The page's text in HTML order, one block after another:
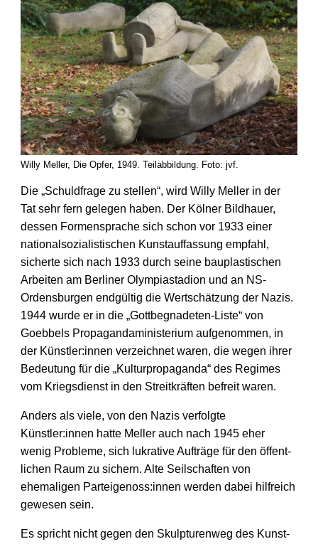
Willy Meller, Die Opfer, 1949. Teilabbildung. Foto: jvf.
Die „Schuldfrage zu stellen“, wird Willy Meller in der
Tat sehr fern gelegen haben. Der Kölner Bildhauer,
dessen Formen­sprache sich schon vor 1933 einer
national­sozialistischen Kunst­auffassung empfahl,
sicherte sich nach 1933 durch seine bau­plastischen
Arbeiten am Berliner Olympia­stadion und an NS-
Ordens­burgen endgültig die Wert­schätzung der Nazis.
1944 wurde er in die „Gott­begnadeten-Liste“ von
Goebbels Propaganda­ministerium aufgenommen, in
der Künst­ler:innen verzeichnet waren, die wegen ihrer
Bedeutung für die „Kultur­propaganda“ des Regimes
vom Kriegs­dienst in den Streit­kräften befreit waren.
Anders als viele, von den Nazis verfolgte
Künstler:innen hatte Meller auch nach 1945 eher
wenig Probleme, sich lukrative Aufträge für den öffent­
lichen Raum zu sichern. Alte Seil­schaften von
ehemaligen Partei­genoss:innen werden dabei hilf­reich
gewesen sein.
Es spricht nicht gegen den Skulpturen­weg des Kunst­